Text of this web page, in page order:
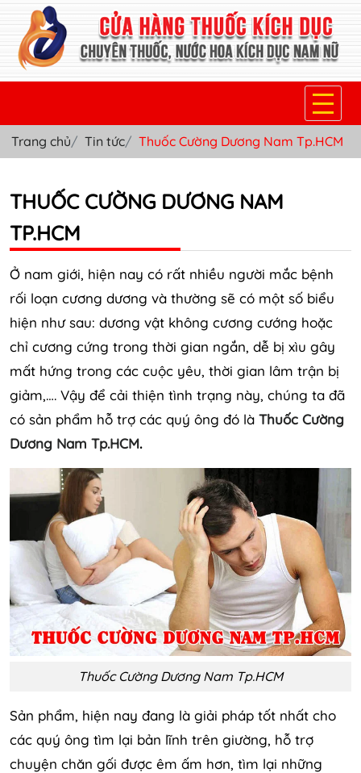
TRANG CHỦ
THUỐC VIÊN KÍCH DỤC NAM
SẢN PHẨM KHÁC
TIN TỨC & BLOG
Trang chủ Tin tức Thuốc Cường Dương Nam Tp.HCM
THUỐC CƯỜNG DƯƠNG NAM
TP.HCM
Ở nam giới, hiện nay có rất nhiều người mắc bệnh
rối loạn cương dương và thường sẽ có một số biểu
hiện như sau: dương vật không cương cướng hoặc
chỉ cương cứng trong thời gian ngắn, dễ bị xìu gây
mất hứng trong các cuộc yêu, thời gian lâm trận bị
giảm,…. Vậy để cải thiện tình trạng này, chúng ta đã
có sản phẩm hỗ trợ các quý ông đó là Thuốc Cường
Dương Nam Tp.HCM.
Thuốc Cường Dương Nam Tp.HCM
Sản phẩm, hiện nay đang là giải pháp tốt nhất cho
các quý ông tìm lại bản lĩnh trên giường, hỗ trợ
chuyện chăn gối được êm ấm hơn, tìm lại những